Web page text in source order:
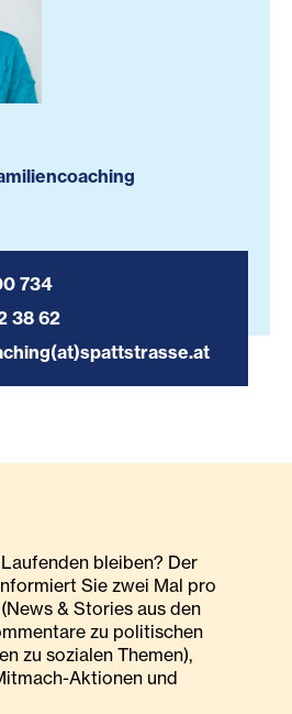
734
38 62
bleiben? Der
Sie zwei Mal pro
& Stories aus den
zu politischen
zu sozialen Themen),
Aktionen und